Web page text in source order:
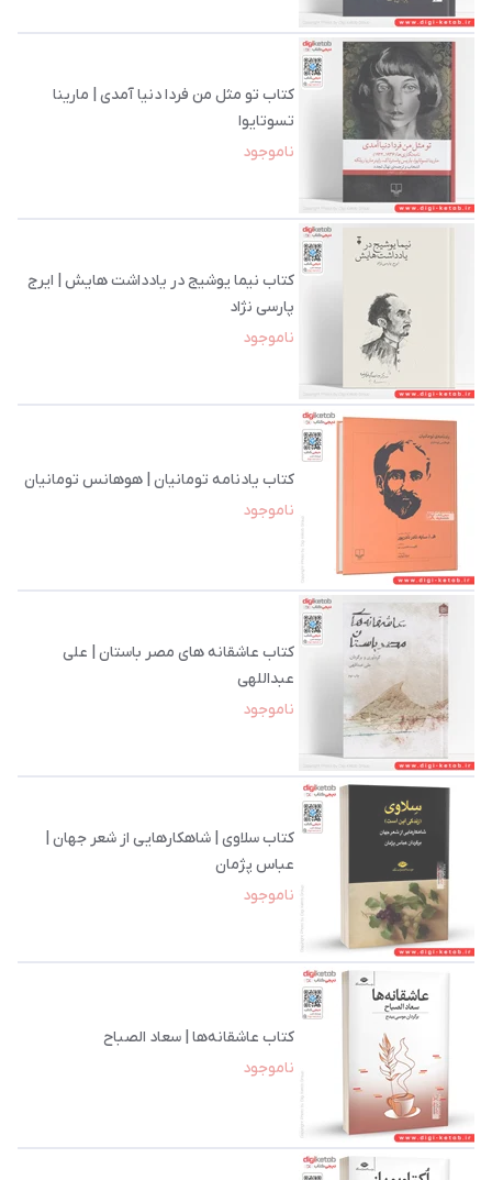
کتاب تو مثل من فردا دنیا آمدی | مارینا
تسوتایوا
ناموجود
کتاب نیما یوشیج در یادداشت هایش | ایرج
پارسی نژاد
ناموجود
کتاب یادنامه‌ تومانیان | هوهانس تومانیان
ناموجود
کتاب عاشقانه های مصر باستان | علی
عبداللهی
ناموجود
کتاب سلاوی | شاهکارهایی از شعر جهان |
عباس پژمان
ناموجود
کتاب عاشقانه‏‌ها | سعاد الصباح
ناموجود